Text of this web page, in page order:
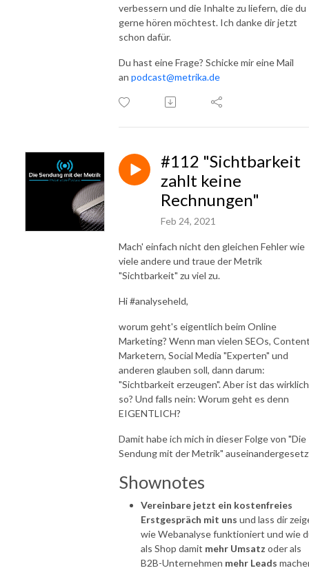
verbessern und die Inhalte zu liefern, die du
gerne hören möchtest. Ich danke dir jetzt
schon dafür.
Du hast eine Frage? Schicke mir eine Mail
an podcast@metrika.de
#112 "Sichtbarkeit
zahlt keine
Rechnungen"
Feb 24, 2021
Mach' einfach nicht den gleichen Fehler wie
viele andere und traue der Metrik
"Sichtbarkeit" zu viel zu.
Hi #analyseheld,
worum geht's eigentlich beim Online
Marketing? Wenn man vielen SEOs,
Marketern, Social Media "Experten" und
anderen glauben soll, dann darum:
"Sichtbarkeit erzeugen". Aber ist das wirklich
so? Und falls nein: Worum geht es denn
EIGENTLICH?
Damit habe ich mich in dieser Folge von "Die
Sendung mit der Metrik"
Shownotes
Vereinbare jetzt ein kostenfreies
Erstgespräch mit uns und lass dir
wie Webanalyse funktioniert und wie
als Shop damit mehr Umsatz oder als
B2B-Unternehmen mehr Leads